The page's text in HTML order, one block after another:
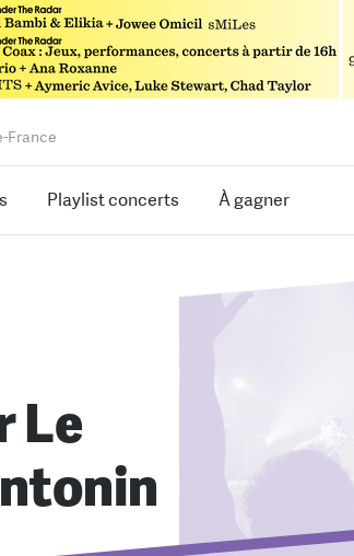
France
Playlist concerts À gagner
Le